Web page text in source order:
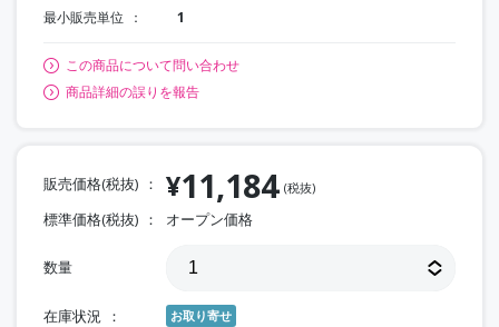
最小販売単位 1
この商品について問い合わせ
商品詳細の誤りを報告
販売価格(税抜) ¥11,184 (税抜)
標準価格(税抜) オープン価格
数量
在庫状況 お取り寄せ